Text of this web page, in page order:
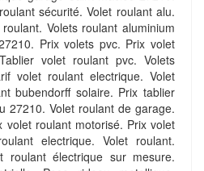
sécurité. Volet roulant alu.
Volets roulant aluminium
Prix volets pvc. Prix volet
volet roulant pvc. Volets
volet roulant electrique. Volet
bubendorff solaire. Prix tablier
27210. Volet roulant de garage.
volet roulant motorisé. Prix volet
electrique. Volet roulant.
roulant électrique sur mesure.